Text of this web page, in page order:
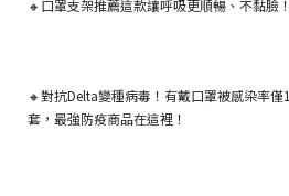
🔸 口罩支架推薦這款讓呼吸更順暢、不黏臉
🔸對抗Delta變種病毒！有戴口罩被感染率
套，最強防疫商品在這裡！